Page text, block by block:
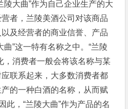
陵大曲”作为自己企业生产的大
者，兰陵美酒公司对该商品
及经营者的商业信誉、产品
”这一特有名称之中。“兰陵
，消费者一般会将该名称与某
联系起来，大多数消费者都
的一种白酒的名称，从而赋
此，“兰陵大曲”作为产品的名